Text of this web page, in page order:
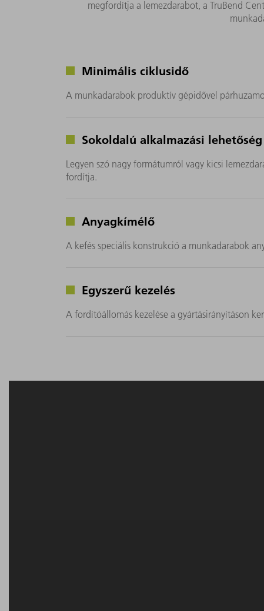
megfordítja a lemezdarabot, a TruBend
Minimális ciklusidő
A munkadarabok produktív gépidővel
Sokoldalú alkalmazási lehetőség
Legyen szó nagy formátumról vagy kicsi
fordítja.
Anyagkímélő
A kefés speciális konstrukció a munkadarabok
Egyszerű kezelés
A fordítóállomás kezelése a gyártásirányításon